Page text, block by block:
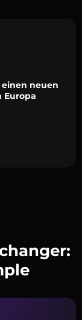
einen neuen
Europa